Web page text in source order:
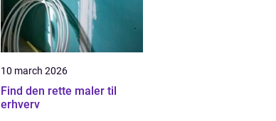
10 march 2026
Find den rette maler til
erhverv